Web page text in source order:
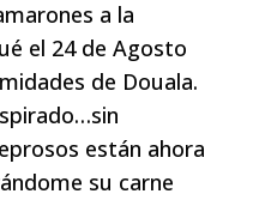
a la
el 24 de Agosto
de Douala.
están ahora
su carne